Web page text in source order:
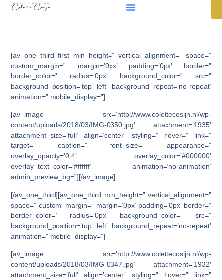
[av_one_third first min_height=” vertical_alignment=” space=”
custom_margin=” margin=’0px’ padding=’0px’ border=”
border_color=” radius=’0px’ background_color=” src=”
background_position=’top left’ background_repeat=’no-repeat’
animation=” mobile_display=”]
[av_image src=’http://www.colettecosijn.nl/wp-
content/uploads/2018/03/IMG-0350.jpg’ attachment=’1935′
attachment_size=’full’ align=’center’ styling=” hover=” link=”
target=” caption=” font_size=” appearance=”
overlay_opacity=’0.4′ overlay_color=’#000000′
overlay_text_color=’#ffffff’ animation=’no-animation’
admin_preview_bg=”][/av_image]
[/av_one_third][av_one_third min_height=” vertical_alignment=”
space=” custom_margin=” margin=’0px’ padding=’0px’ border=”
border_color=” radius=’0px’ background_color=” src=”
background_position=’top left’ background_repeat=’no-repeat’
animation=” mobile_display=”]
[av_image src=’http://www.colettecosijn.nl/wp-
content/uploads/2018/03/IMG-0347.jpg’ attachment=’1932′
attachment_size=’full’ align=’center’ styling=” hover=” link=”